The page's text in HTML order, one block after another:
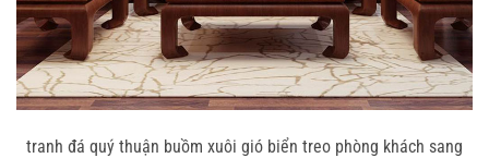
tranh đá quý thuận buồm xuôi gió biển treo phòng khách sang